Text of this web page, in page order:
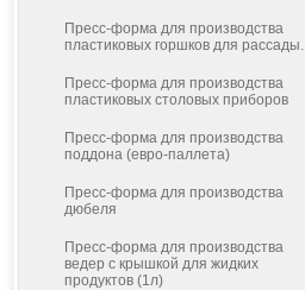
Пресс-форма для производства
пластиковых горшков для рассады.
Пресс-форма для производства
пластиковых столовых приборов
Пресс-форма для производства
поддона (евро-паллета)
Пресс-форма для производства
дюбеля
Пресс-форма для производства
ведер с крышкой для жидких
продуктов (1л)